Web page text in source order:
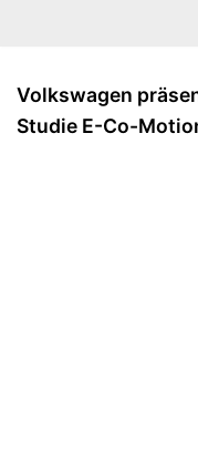
Inhalt
springen
Volkswagen
Studie E-Co-